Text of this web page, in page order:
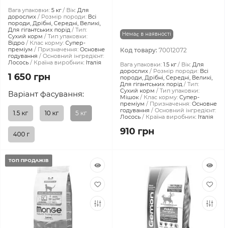
Вага упаковки: 5 кг Вік: Для
дорослих
Розмір породи: Всі
породи, Дрібні, Середні, Великі,
Для гігантських порід
Тип:
Сухий корм
Тип упаковки:
Відро
Клас корму: Супер-
преміум
Призначення: Основне
годування
Основний інгредієнт:
Лосось
Країна виробник: Італія
1 650 грн
Варіант фасування:
1.5 кг 10 кг 5 кг
400 г
Немає в наявності
Код товару: 70012072
Вага упаковки: 1.5 кг Вік: Для
дорослих
Розмір породи: Всі
породи, Дрібні, Середні, Великі,
Для гігантських порід
Тип:
Сухий корм
Тип упаковки:
Мішок
Клас корму: Супер-
преміум
Призначення: Основне
годування
Основний інгредієнт:
Лосось
Країна виробник: Італія
910 грн
ТОП ПРОДАЖІВ